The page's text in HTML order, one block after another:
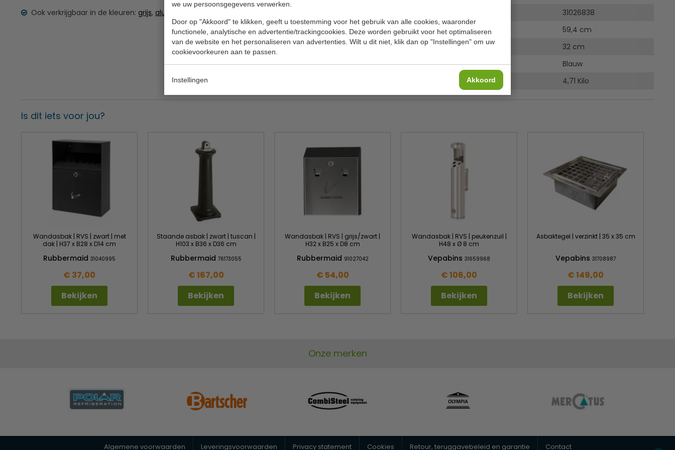
we uw persoonsgegevens verwerken.
Door op "Akkoord" te klikken, geeft u toestemming voor het gebruik van alle cookies, waaronder
functionele, analytische en advertentie/trackingcookies. Deze worden gebruikt voor het optimaliseren
van de website en het personaliseren van advertenties. Wilt u dit niet, klik dan op "Instellingen" om uw
cookievoorkeuren aan te passen.
Instellingen Akkoord
Ook verkrijgbaar in de kleuren: grijs, aluminium grijs
31026838
Hoog
59,4 cm
Diameter
32 cm
Kleur
Blauw
4,71 Kilo
Is dit iets voor jou?
Wandasbak | RVS | zwart | met
dak | H37 x B28 x D14 cm
Rubbermaid 31040995
€ 37,00
Bekijken
Staande asbak | zwart | tuscan |
H103 x B36 x D36 cm
Rubbermaid 76173055
€ 167,00
Bekijken
Wandasbak | RVS | grijs/zwart |
H32 x B25 x D8 cm
Rubbermaid 91027042
€ 54,00
Bekijken
Wandasbak | RVS | peukenzuil |
H48 x Ø 8 cm
Vepabins 31659968
€ 106,00
Bekijken
Asbaktegel | verzinkt | 35 x 35 cm
Vepabins 31708987
€ 149,00
Bekijken
Onze merken
Algemene voorwaarden Leveringsvoorwaarden Privacy statement Cookies Retour, teruggavebeleid en garantie Contact